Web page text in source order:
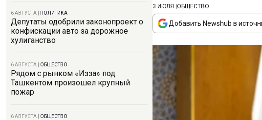
6 АВГУСТА ПОЛИТИКА
Депутаты одобрили законопроект о
конфискации авто за дорожное
хулиганство
6 АВГУСТА ОБЩЕСТВО
Рядом с рынком «Изза» под
Ташкентом произошел крупный
пожар
6 АВГУСТА ОБЩЕСТВО
3 ИЮЛЯ ОБЩЕСТВО
Добавить Newshub в